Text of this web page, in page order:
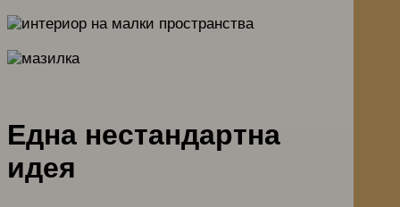
Една нестандартна
идея